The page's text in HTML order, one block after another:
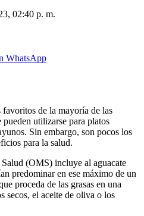
02:40 p. m.
WhatsApp
de la mayoría de las
pueden utilizarse para platos
Sin embargo, son pocos los
para la salud.
(OMS) incluye al aguacate
predominar en ese máximo de un
proceda de las grasas en una
secos, el aceite de oliva o los